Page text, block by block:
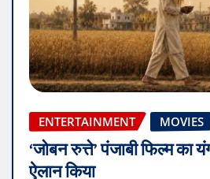
ENTERTAINMENT MOVIES
‘जोबन रुत्ते’ पंजाबी फिल्म का
ऐलान किया